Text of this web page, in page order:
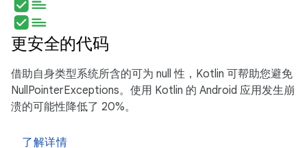
更安全的代码
借助自身类型系统所含的可为 null 性，Kotlin 可帮助您避免
NullPointerExceptions。使用 Kotlin 的 Android 应用发生崩
溃的可能性降低了 20%。
了解详情